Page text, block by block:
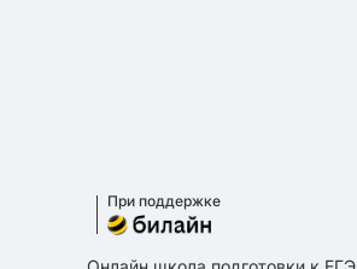
При поддержке